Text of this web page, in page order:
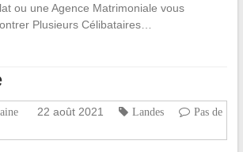
ou une Agence Matrimoniale vous
Plusieurs Célibataires…
22 août 2021 Landes
Pas de